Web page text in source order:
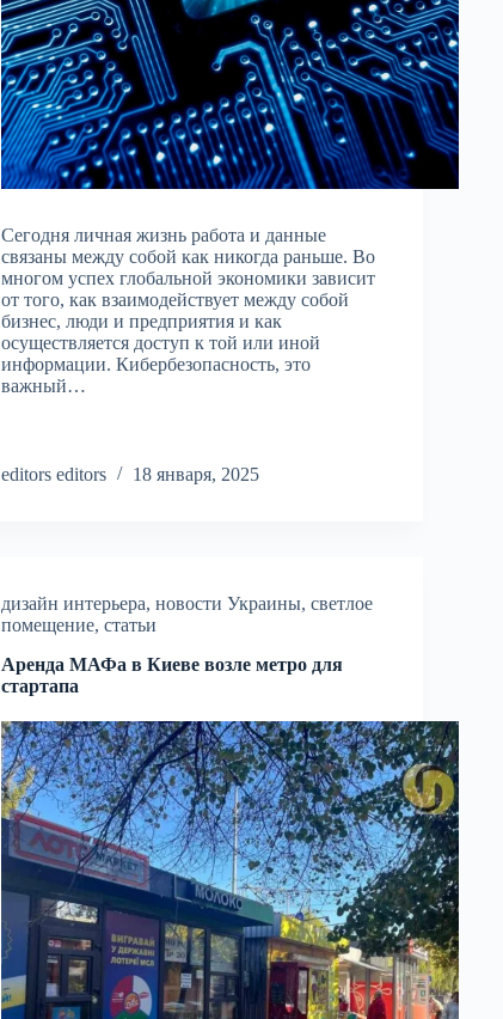
Сегодня личная жизнь работа и данные
связаны между собой как никогда раньше. Во
многом успех глобальной экономики зависит
от того, как взаимодействует между собой
бизнес, люди и предприятия и как
осуществляется доступ к той или иной
информации. Кибербезопасность, это
важный…
editors editors 18 января, 2025
дизайн интерьера, новости Украины, светлое
помещение, статьи
Аренда МАФа в Киеве возле метро для
стартапа